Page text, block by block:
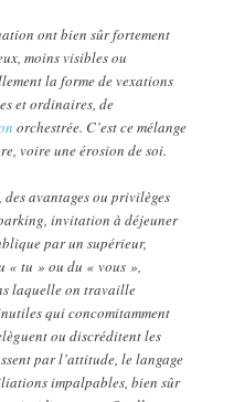
ont bien sûr fortement
moins visibles ou
la forme de vexations
et ordinaires, de
orchestrée. C’est ce mélange
voire une érosion de soi.
avantages ou privilèges
invitation à déjeuner
par un supérieur,
« tu » ou du « vous »,
laquelle on travaille
qui concomitamment
ou discréditent les
par l’attitude, le langage
impalpables, bien sûr